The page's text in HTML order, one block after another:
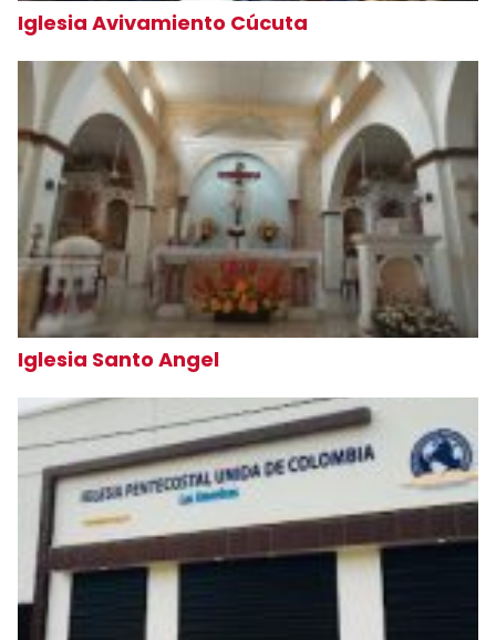
Iglesia Avivamiento Cúcuta
Iglesia Santo Angel